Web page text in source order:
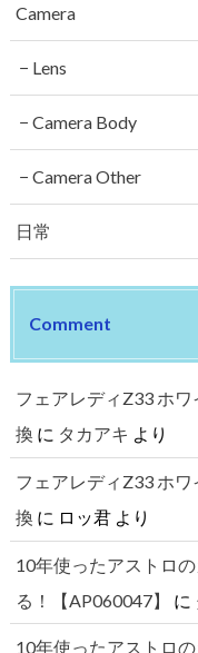
Camera
Lens
Camera Body
Camera Other
日常
Comment
フェアレディZ33 ホ
換 に タカアキ より
フェアレディZ33 ホ
換 に ロッ君より
10年使ったアストロ
る！【AP060047】
に
10年使ったアストロ